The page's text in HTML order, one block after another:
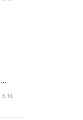
6:18